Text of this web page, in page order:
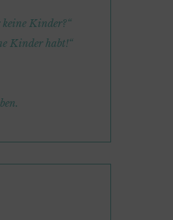
Kinder?“
Kinder habt!“